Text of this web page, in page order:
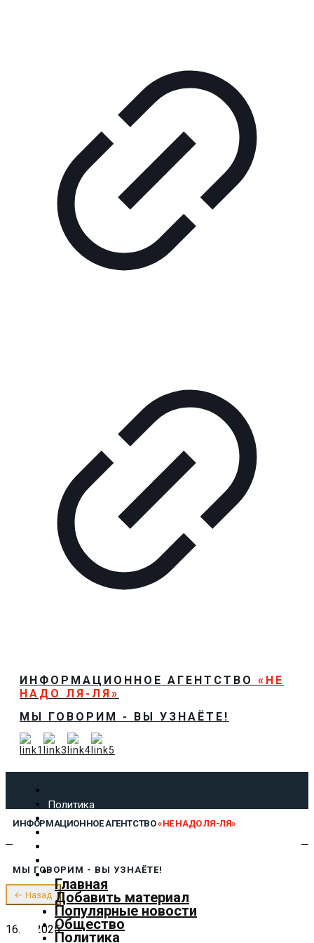
ИНФОРМАЦИОННОЕ АГЕНТСТВО «НЕ
НАДО ЛЯ-ЛЯ»
МЫ ГОВОРИМ - ВЫ УЗНАЁТЕ!
Политика
Экономика
Культура
Предложить новость
О нас
ИНФОРМАЦИОННОЕ АГЕНТСТВО«НЕ НАДО ЛЯ-ЛЯ»
Главная
Добавить материал
Популярные новости
Общество
Политика
МЫ ГОВОРИМ - ВЫ УЗНАЁТЕ!
← Назад
16.07.2025